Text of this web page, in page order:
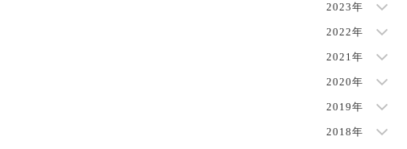
2023年
2022年
2021年
2020年
2019年
2018年